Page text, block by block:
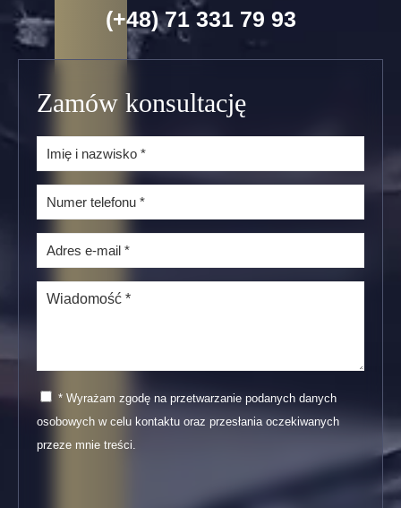
(+48) 71 331 79 93
Zamów konsultację
* Wyrażam zgodę na przetwarzanie podanych danych
osobowych w celu kontaktu oraz przesłania oczekiwanych
przeze mnie treści.